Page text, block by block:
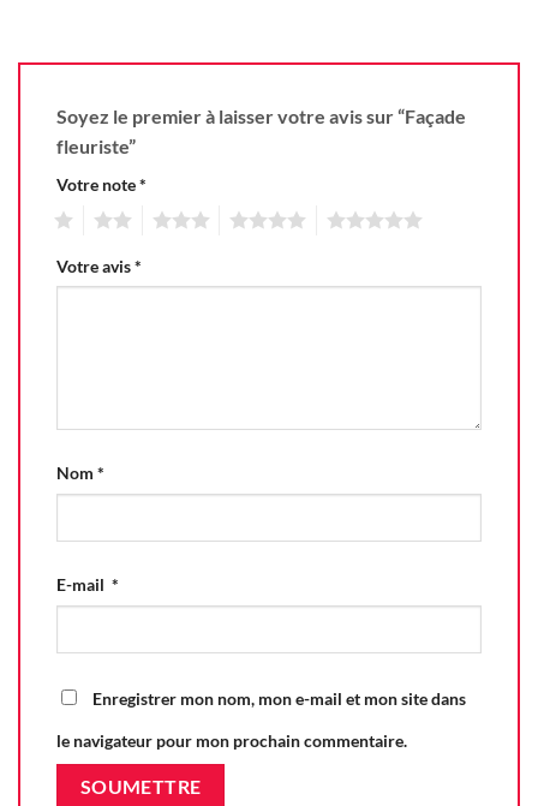
Soyez le premier à laisser votre avis sur “Façade
fleuriste”
Votre note*
Votre avis*
Nom *
E-mail *
Enregistrer mon nom, mon e-mail et mon site dans
le navigateur pour mon prochain commentaire.